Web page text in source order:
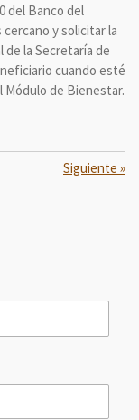
del Banco del
y solicitar la
la Secretaría de
cuando esté
Módulo de Bienestar.
Siguiente »